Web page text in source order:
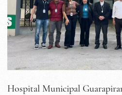
Hospital Municipal